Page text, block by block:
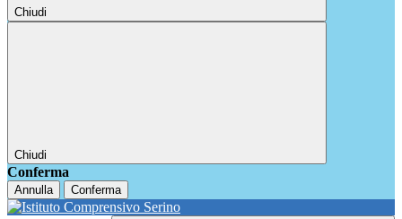
Chiudi
Chiudi
Conferma
Annulla Conferma